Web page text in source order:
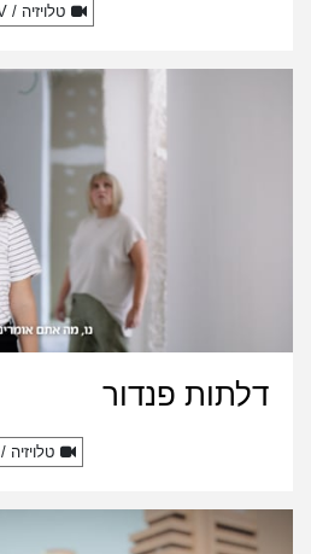
טלויזיה / TV
דלתות פנדור
טלויזיה / TV